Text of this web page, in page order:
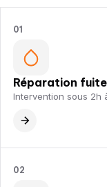
01
Réparation fuite
Intervention sous 2h
02